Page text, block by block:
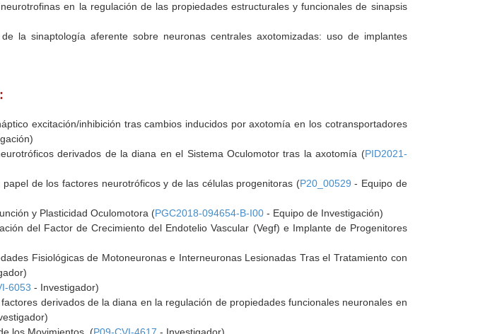
en la regulación de las propiedades estructurales y funcionales de sinapsis
la sinaptología aferente sobre neuronas centrales axotomizadas: uso de implantes
excitación/inhibición tras cambios inducidos por axotomía en los cotransportadores
derivados de la diana en el Sistema Oculomotor tras la axotomía (PID2021-
de los factores neurotróficos y de las células progenitoras (P20_00529 - Equipo de
y Plasticidad Oculomotora (PGC2018-094654-B-I00 - Equipo de Investigación)
del Factor de Crecimiento del Endotelio Vascular (Vegf) e Implante de Progenitores
Fisiológicas de Motoneuronas e Interneuronas Lesionadas Tras el Tratamiento con
6053 - Investigador)
derivados de la diana en la regulación de propiedades funcionales neuronales en